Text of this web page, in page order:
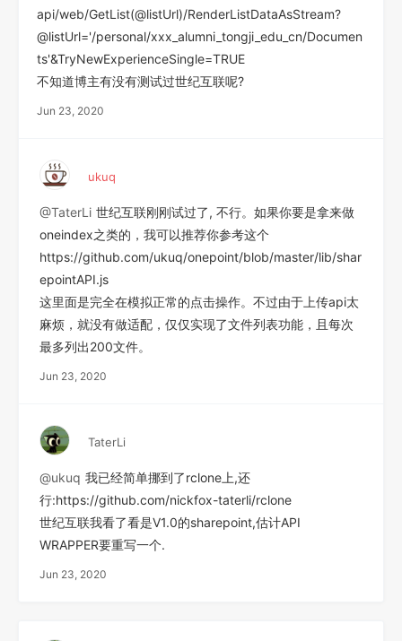
api/web/GetList(@listUrl)/RenderListDataAsStream?
@listUrl='/personal/xxx_alumni_tongji_edu_cn/Documen
ts'&TryNewExperienceSingle=TRUE
不知道博主有没有测试过世纪互联呢?
Jun 23, 2020
ukuq
@TaterLi 世纪互联刚刚试过了, 不行。如果你要是拿来做
oneindex之类的，我可以推荐你参考这个
https://github.com/ukuq/onepoint/blob/master/lib/shar
epointAPI.js
这里面是完全在模拟正常的点击操作。不过由于上传api太
麻烦，就没有做适配，仅仅实现了文件列表功能，且每次
最多列出200文件。
Jun 23, 2020
TaterLi
@ukuq 我已经简单挪到了rclone上,还
行:https://github.com/nickfox-taterli/rclone
世纪互联我看了看是V1.0的sharepoint,估计API
WRAPPER要重写一个.
Jun 23, 2020